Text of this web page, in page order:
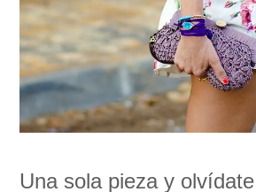
Una sola pieza y